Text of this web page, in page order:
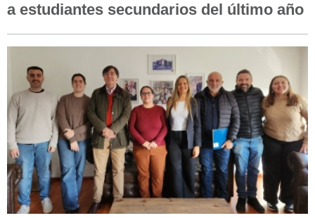
a estudiantes secundarios del último año